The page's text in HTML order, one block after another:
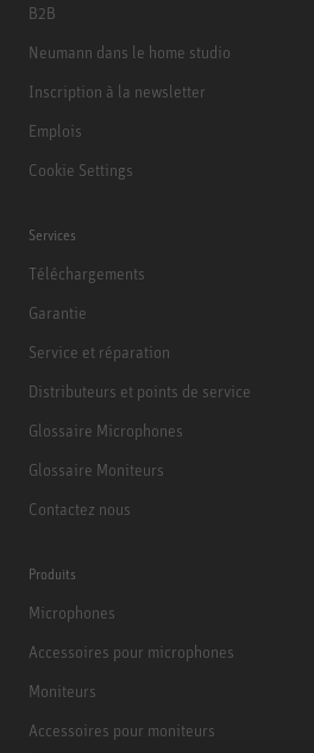
B2B
Neumann dans le home studio
Inscription à la newsletter
Emplois
Cookie Settings
Services
Téléchargements
Garantie
Service et réparation
Distributeurs et points de service
Glossaire Microphones
Glossaire Moniteurs
Contactez nous
Produits
Microphones
Accessoires pour microphones
Moniteurs
Accessoires pour moniteurs